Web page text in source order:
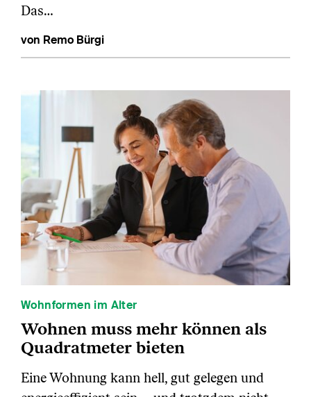
Das…
von Remo Bürgi
Wohnformen im Alter
Wohnen muss mehr können als
Quadratmeter bieten
Eine Wohnung kann hell, gut gelegen und